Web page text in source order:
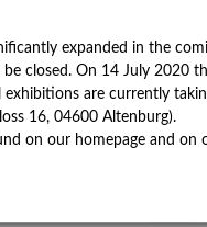
Restitution
Studio
expanded in the
closed. On 14 July 2020
exhibitions are currently
16, 04600 Altenburg).
on our homepage and on